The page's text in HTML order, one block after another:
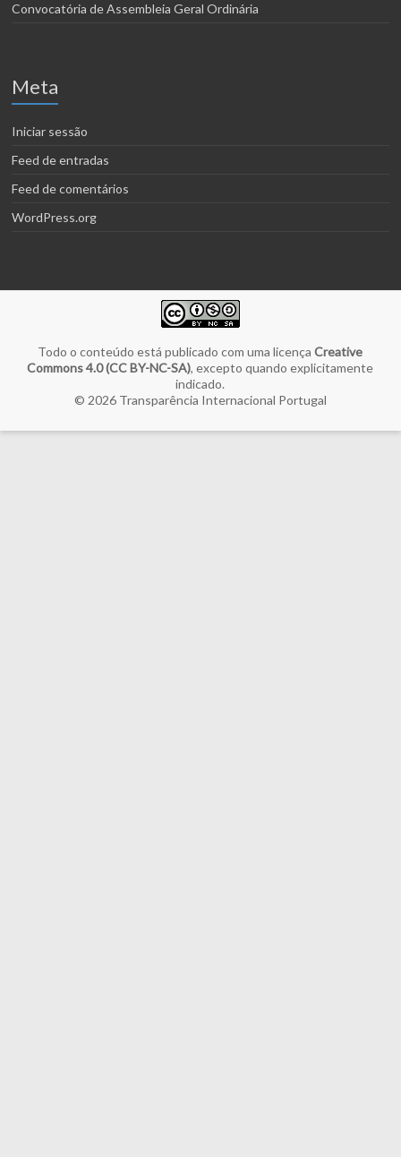
Convocatória de Assembleia Geral Ordinária
Meta
Iniciar sessão
Feed de entradas
Feed de comentários
WordPress.org
Todo o conteúdo está publicado com uma licençaCreative
Commons 4.0 (CC BY-NC-SA), excepto quando explicitamente
indicado.
© 2026 Transparência Internacional Portugal